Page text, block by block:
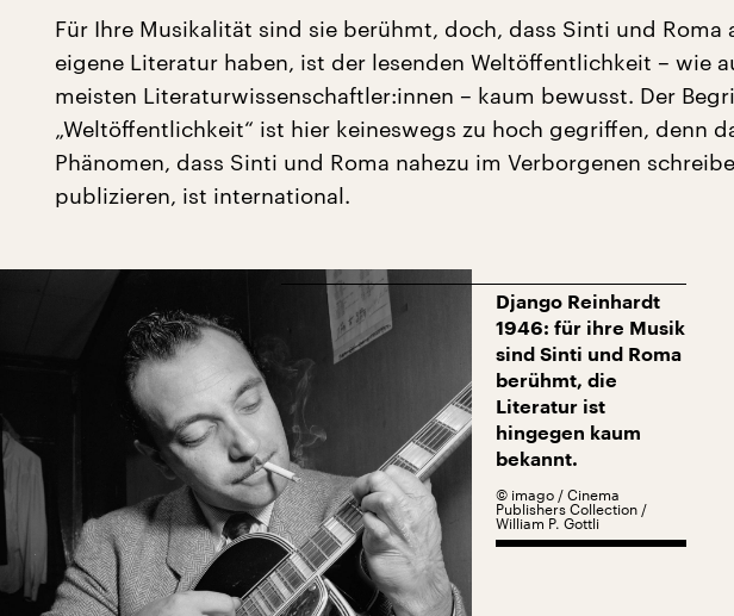
Für Ihre Musikalität sind sie berühmt, doch, dass Sinti und Roma
eigene Literatur haben, ist der lesenden Weltöffentlichkeit – wie
meisten Literaturwissenschaftler:innen – kaum bewusst. Der
„Weltöffentlichkeit“ ist hier keineswegs zu hoch gegriffen, denn
Phänomen, dass Sinti und Roma nahezu im Verborgenen
publizieren, ist international.
Django Reinhardt
1946: für ihre Musik
sind Sinti und Roma
berühmt, die
Literatur ist
hingegen kaum
bekannt.
© imago / Cinema
Publishers Collection /
William P. Gottli